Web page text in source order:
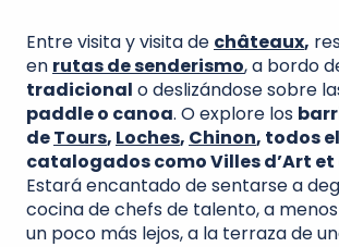
Entre visita y visita de châteaux,
en rutas de senderismo, a bordo
tradicional o deslizándose sobre
paddle o canoa. O explore los
deTours, Loches, Chinon, todos
catalogados como Villes d’Art et
Estará encantado de sentarse a
cocina de chefs de talento, a
un poco más lejos, a la terraza de